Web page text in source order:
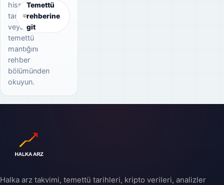
hisselerini
tarayın
veya
temettü
mantığını
rehber
bölümünden
okuyun.
Temettü
rehberine
git
Halka arz takvimi, temettü tarihleri, kripto verileri, analizler